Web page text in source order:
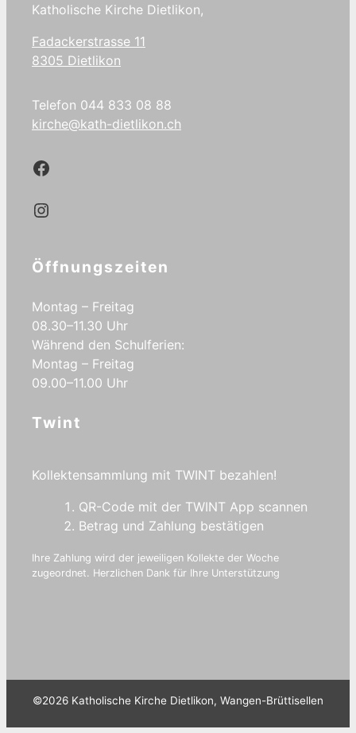
Katholische Kirche Dietlikon,
Fadackerstrasse 11
8305 Dietlikon
Telefon 044 833 08 88
kirche@kath-dietlikon.ch
Kath.Dietlikon Facebook
Kath.Dietlikon Instagram
Öffnungszeiten
Montag – Freitag
08.30–11.30 Uhr
Während den Schulferien:
Montag – Freitag
09.00–11.00 Uhr
Twint
Kollektensammlung mit TWINT bezahlen!
QR-Code mit der TWINT App scannen
Betrag und Zahlung bestätigen
Ihre Zahlung wird der jeweiligen Kollekte der Woche
zugeordnet. Herzlichen Dank für Ihre Unterstützung
©2026 Katholische Kirche Dietlikon, Wangen-Brüttisellen